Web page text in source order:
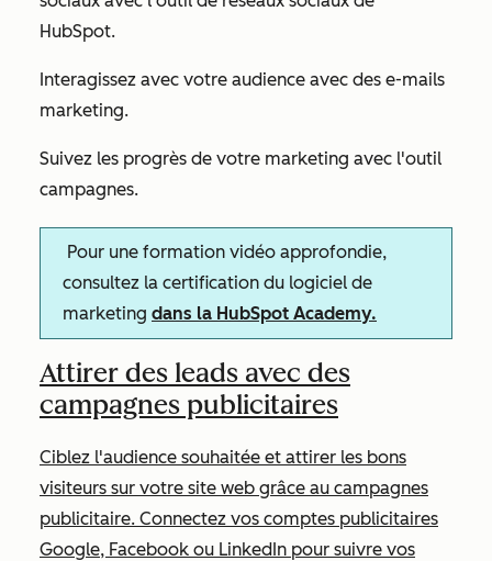
HubSpot.
Interagissez avec votre audience avec des e-mails
marketing.
Suivez les progrès de votre marketing avec l'outil
campagnes.
Pour une formation vidéo approfondie,
consultez la certification du logiciel de
marketing dans la HubSpot Academy.
Attirer des leads avec des
campagnes publicitaires
Ciblez l'audience souhaitée et attirer les bons
visiteurs sur votre site web grâce au campagnes
publicitaire. Connectez vos comptes publicitaires
Google, Facebook ou LinkedIn pour suivre vos